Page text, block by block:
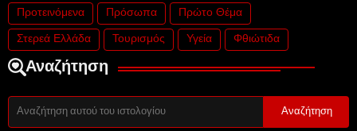
Προτεινόμενα Πρόσωπα Πρώτο Θέμα
Στερεά Ελλάδα Τουρισμός Υγεία Φθιώτιδα
Αναζήτηση